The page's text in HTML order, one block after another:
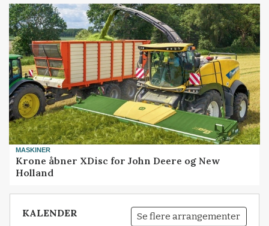
MASKINER
Krone åbner XDisc for John Deere og New
Holland
KALENDER Se flere arrangementer